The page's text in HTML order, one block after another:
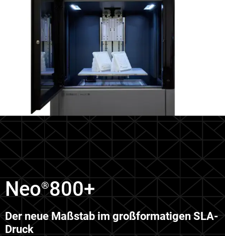
Neo®800+
Der neue Maßstab im großformatigen SLA-
Druck